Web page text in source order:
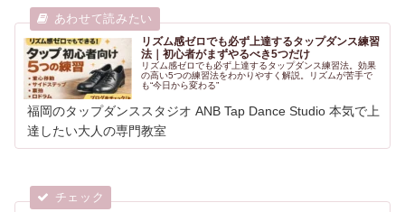
リズム感ゼロでも必ず上達するタップダンス練習
法｜初心者がまずやるべき5つだけ
リズム感ゼロでも必ず上達するタップダンス練習法。効果
の高い5つの練習法をわかりやすく解説。リズムが苦手で
も“今日から変わる”
福岡のタップダンススタジオ ANB Tap Dance Studio 本気で上
達したい大人の専門教室